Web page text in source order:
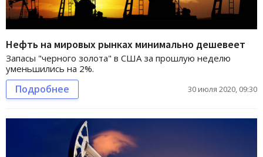
Нефть на мировых рынках минимально дешевеет
Запасы "черного золота" в США за прошлую неделю
уменьшились на 2%.
Подробнее 30 июля 2020, 09:30